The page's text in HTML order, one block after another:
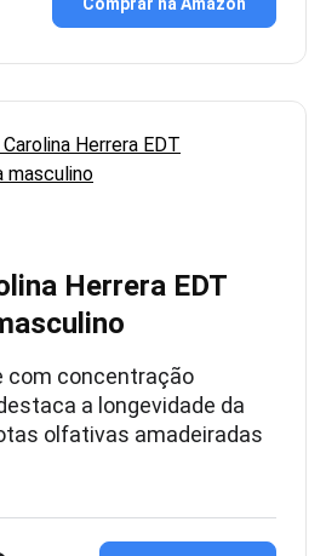
Comprar na Amazon
Herrera EDT
com concentração
a longevidade da
olfativas amadeiradas